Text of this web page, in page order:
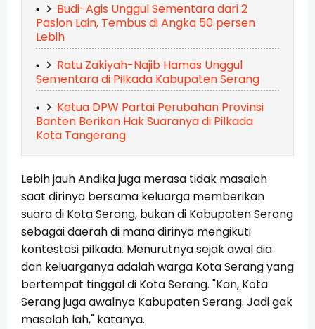
Budi-Agis Unggul Sementara dari 2
Paslon Lain, Tembus di Angka 50 persen
Lebih
Ratu Zakiyah-Najib Hamas Unggul
Sementara di Pilkada Kabupaten Serang
Ketua DPW Partai Perubahan Provinsi
Banten Berikan Hak Suaranya di Pilkada
Kota Tangerang
Lebih jauh Andika juga merasa tidak masalah
saat dirinya bersama keluarga memberikan
suara di Kota Serang, bukan di Kabupaten Serang
sebagai daerah di mana dirinya mengikuti
kontestasi pilkada. Menurutnya sejak awal dia
dan keluarganya adalah warga Kota Serang yang
bertempat tinggal di Kota Serang. "Kan, Kota
Serang juga awalnya Kabupaten Serang. Jadi gak
masalah lah," katanya.